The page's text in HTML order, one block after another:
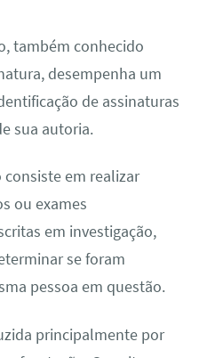
também conhecido
desempenha um
de assinaturas
sua autoria.
em realizar
ou exames
em investigação,
se foram
pessoa em questão.
principalmente por